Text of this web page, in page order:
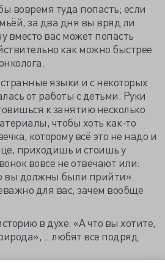
вовремя туда попасть; если
за два дня вы вряд ли
вместо вас может попасть
как можно быстрее
языки и с некоторых
от работы с детьми. Руки
к занятию несколько
чтобы хоть как-то
которому всё это не надо и
приходишь и стоишь у
вовсе не отвечают или:
вы должны были прийти».
для вас, зачем вообще
в духе: «А что вы хотите,
.. любят все подряд